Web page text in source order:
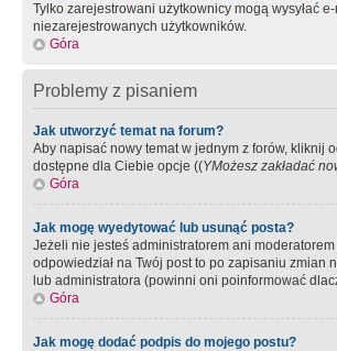
Tylko zarejestrowani użytkownicy mogą wysyłać
niezarejestrowanych użytkowników.
Góra
Problemy z pisaniem
Jak utworzyć temat na forum?
Aby napisać nowy temat w jednym z forów, kliknij
dostępne dla Ciebie opcje ((YMożesz zakładać
Góra
Jak mogę wyedytować lub usunąć posta?
Jeżeli nie jesteś administratorem ani
odpowiedział na Twój post to po zapisaniu
lub administratora (powinni oni poinformować
Góra
Jak mogę dodać podpis do mojego postu?